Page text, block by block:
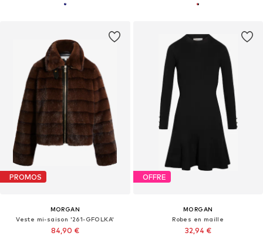
PROMOS
MORGAN
Veste mi-saison '261-GFOLKA'
84,90 €
OFFRE
MORGAN
Robes en maille
32,94 €